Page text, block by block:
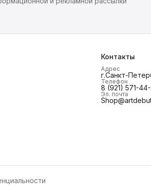
Контакты
Адрес
г.Санкт-
Телефон
8 (921) 571-
Эл. почта